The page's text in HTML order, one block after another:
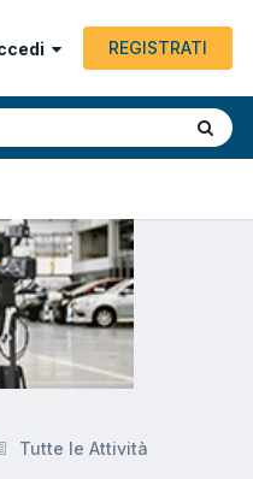
REGISTRATI
Tutte le Attività